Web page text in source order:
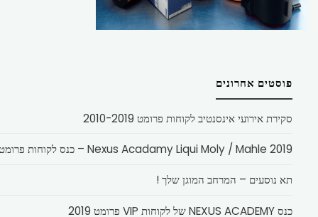
פוסטים אחרונים
סקירת אירועי אינסנטיב לקוחות פרומט 2010-2019
Nexus Acadamy Liqui Moly / Mahle 2019 – כנס לקוחות פרומט
תא נוסעים – המרחב המוגן שלך !
כנס NEXUS ACADEMY של לקוחות VIP פרומט 2019